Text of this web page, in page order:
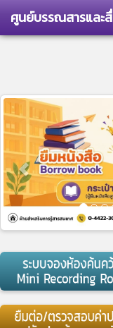
ศูนย์บรรณสารและ
Previous